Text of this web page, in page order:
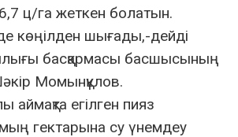
ц/га жеткен болатын.
көңілден шығады,-дейді
басқармасы басшысының
Момынқұлов.
егілген пияз
гектарына су үнемдеу